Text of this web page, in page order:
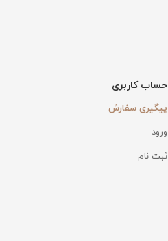
حساب کاربری
پیگیری سفارش
ورود
ثبت نام